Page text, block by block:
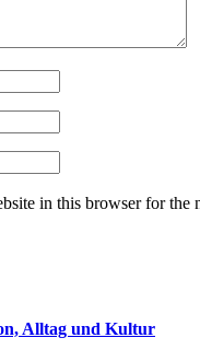
in this browser for the
Alltag und Kultur